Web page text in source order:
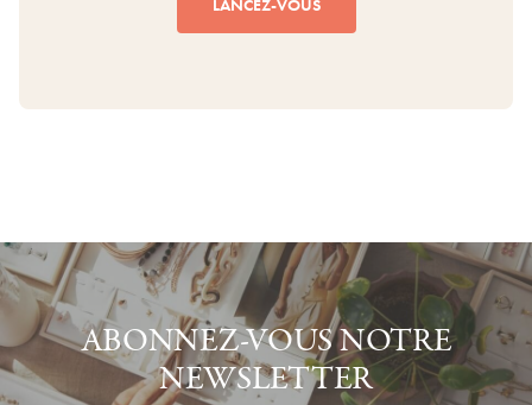
LANCEZ-VOUS
ABONNEZ-VOUS NOTRE
NEWSLETTER